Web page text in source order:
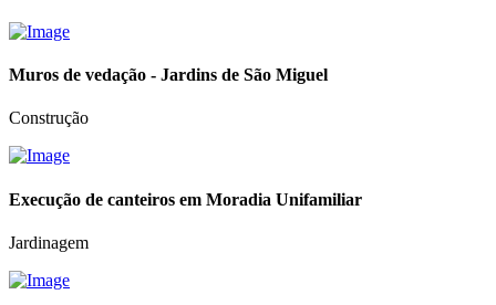
Muros de vedação - Jardins de São Miguel
Construção
Execução de canteiros em Moradia Unifamiliar
Jardinagem